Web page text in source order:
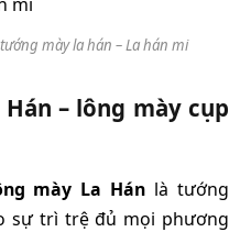
mày la hán – La hán mi
– lông mày cụp
mày La Hán là tướng
sự trì trệ đủ mọi phương